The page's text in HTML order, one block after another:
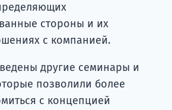
стороны и их
с компанией.
другие семинары и
позволили более
с концепцией